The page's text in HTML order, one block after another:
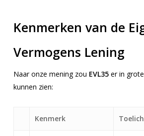
Kenmerken van de
Vermogens Lening
Naar onze mening zou EVL35er in
kunnen zien:
Kenmerk